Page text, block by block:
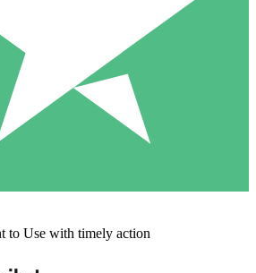
to Use with timely action